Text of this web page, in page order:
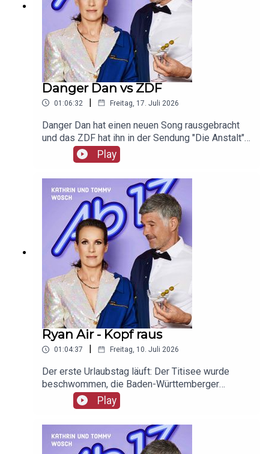
Danger Dan vs ZDF
01:06:32 | Freitag, 17. Juli 2026
Danger Dan hat einen neuen Song rausgebracht
und das ZDF hat ihn in der Sendung "Die Anstalt"
nicht gespielt. Die Aufregung und Promo ist groß.
Unser Werbepartner ist Giesswein, mit dem Code
Ab17 bekommt ihr 20%, klickt einfach hier:
https://serv.linkster.co/r/1qdkaSnEW5
Play
Ryan Air - Kopf raus
01:04:37 | Freitag, 10. Juli 2026
Der erste Urlaubstag läuft: Der Titisee wurde
beschwommen, die Baden-Württemberger
ausgecheckt und Alpine Divorce unter die Lupe
genommen. Freut euch – aber nicht zu früh, okay?
Unser Werbepartner ist Giesswein, mit dem Code
Ab17 bekommt ihr 20%, klickt einfach hier:
https://serv.linkster.co/r/1qdkaSnEW5
Play